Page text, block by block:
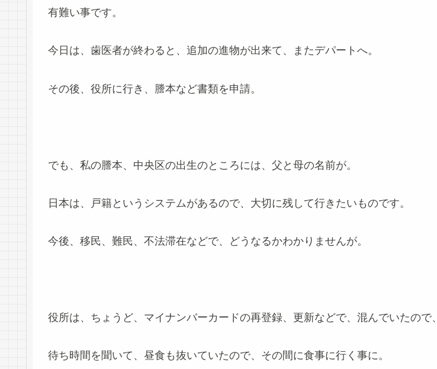
有難い事です。
今日は、歯医者が終わると、追加の進物が出来て、またデパートへ。
その後、役所に行き、謄本など書類を申請。
でも、私の謄本、中央区の出生のところには、父と母の名前が。
日本は、戸籍というシステムがあるので、大切に残して行きたいものです。
今後、移民、難民、不法滞在などで、どうなるかわかりませんが。
役所は、ちょうど、マイナンバーカードの再登録、更新などで、混んでいたので、
待ち時間を聞いて、昼食も抜いていたので、その間に食事に行く事に。